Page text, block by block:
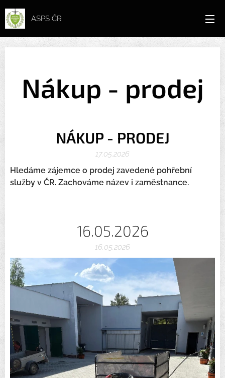
ASPS ČR
Nákup - prodej
NÁKUP - PRODEJ
17.05.2026
Hledáme zájemce o prodej zavedené pohřební
služby v ČR. Zachováme název i zaměstnance.
16.05.2026
16.05.2026